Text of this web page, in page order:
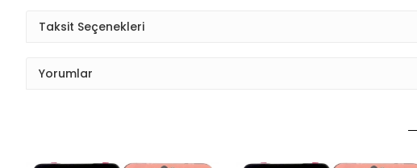
Taksit Seçenekleri
Yorumlar